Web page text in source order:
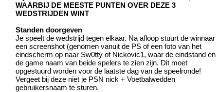
WAARBIJ DE MEESTE PUNTEN OVER DEZE 3
WEDSTRIJDEN WINT
Standen doorgeven
Je speelt de wedstrijd tegen elkaar. Na afloop stuurt de winnaar
een screenshot (genomen vanuit de PS of een foto van het
eindscherm op naar Sw0tty of Nickovic1, waar de eindstand en
de game naam van beide spelers te zien zijn. Dit moet
opgestuurd worden voor de laatste dag van de speelronde!
Vergeet bij deze niet je PSN nick + Voetbalwedden
gebruikersnaam te sturen.